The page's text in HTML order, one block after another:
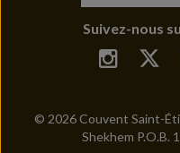
Suivez-nous
© 2026 Couvent Saint-
Shekhem P.O.B.